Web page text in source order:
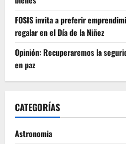
FOSIS invita a preferir
regalar en el Día de la Niñez
Opinión: Recuperaremos la
en paz
CATEGORÍAS
Astronomia